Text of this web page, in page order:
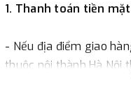
1. Thanh toán tiền
- Nếu địa điểm giao
thuộc nội thành Hà Nội
hàng hoặc khách